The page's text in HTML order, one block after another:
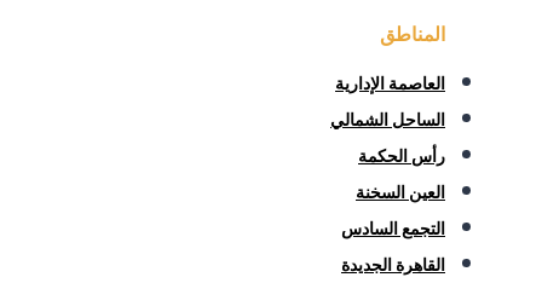
المناطق
العاصمة الإدارية
الساحل الشمالي
رأس الحكمة
العين السخنة
التجمع السادس
القاهرة الجديدة